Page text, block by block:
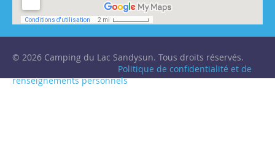
© 2026 Camping du Lac Sandysun. Tous droits réservés.
Politique de confidentialité et de
renseignements personnels